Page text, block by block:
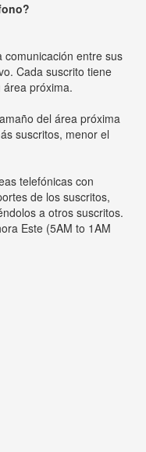
comunicación entre sus
Cada suscrito tiene
próxima.
del área próxima
suscritos, menor el
telefónicas con
de los suscritos,
a otros suscritos.
Este (5AM to 1AM